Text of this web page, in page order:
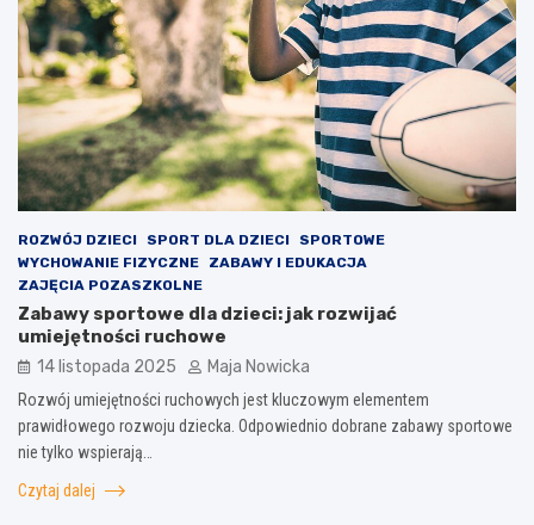
ROZWÓJ DZIECI SPORT DLA DZIECI
SPORTOWE
WYCHOWANIE FIZYCZNE
ZABAWY I EDUKACJA
ZAJĘCIA POZASZKOLNE
Zabawy sportowe dla dzieci: jak rozwijać
umiejętności ruchowe
14 listopada 2025 Maja Nowicka
Rozwój umiejętności ruchowych jest kluczowym elementem
prawidłowego rozwoju dziecka. Odpowiednio dobrane zabawy sportowe
nie tylko wspierają…
Czytaj dalej